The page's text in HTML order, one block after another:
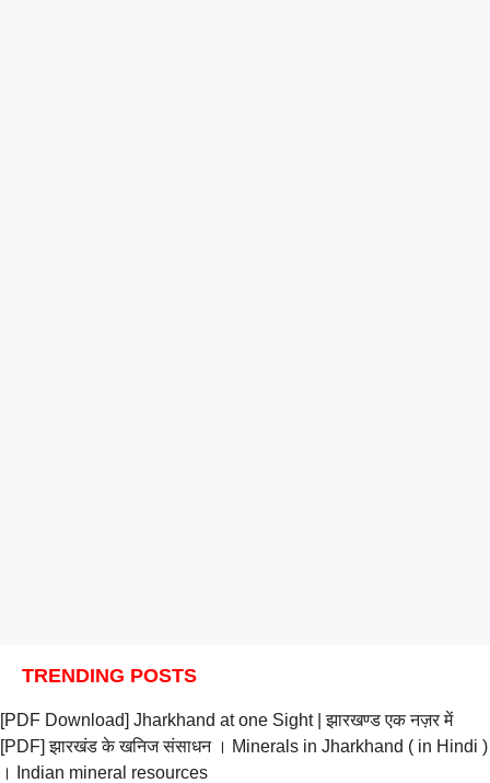
TRENDING POSTS
[PDF Download] Jharkhand at one Sight | झारखण्ड एक नज़र में
[PDF] झारखंड के खनिज संसाधन । Minerals in Jharkhand ( in Hindi )
। Indian mineral resources